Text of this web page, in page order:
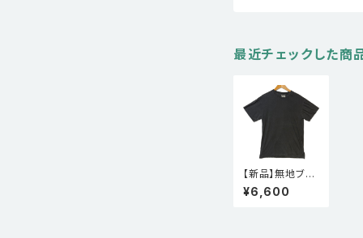
最近チェックした商
【新品】無地ブー
トボディ フェード
Tシャツ TULTE
¥6,600